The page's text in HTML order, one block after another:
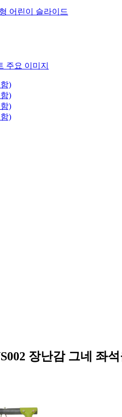
장난감 그네 좌